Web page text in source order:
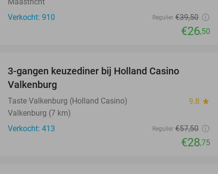
Verkocht: 910
Regulier €39,50
€26,50
3-gangen keuzediner bij Holland Casino
Valkenburg
Taste Valkenburg (Holland Casino) 9.8 star
Valkenburg (7 km)
Verkocht: 413
Regulier €57,50
€28,75